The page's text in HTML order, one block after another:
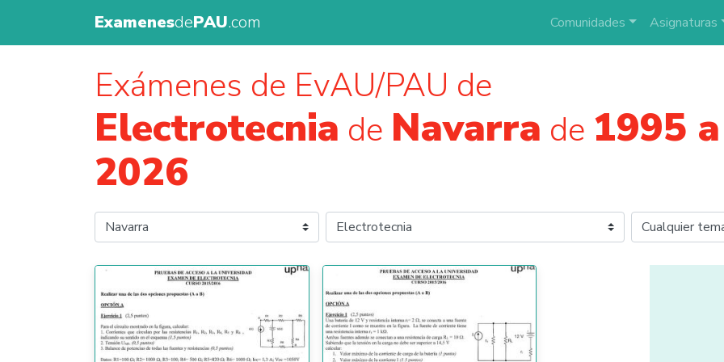
ExamenesdePAU.com Comunidades Asignaturas
Exámenes de EvAU/PAU de
Electrotecnia de Navarra de 1995 a
2026